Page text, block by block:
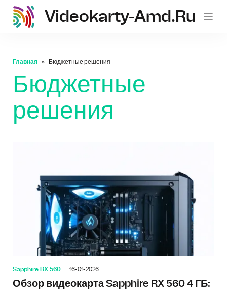
Videokarty-Amd.ru
Главная Бюджетные решения
Бюджетные
решения
Sapphire RX 560 16-01-2026
Обзор видеокарта Sapphire RX 560 4 ГБ: